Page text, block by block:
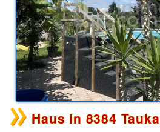
Haus in 8384 Tauka